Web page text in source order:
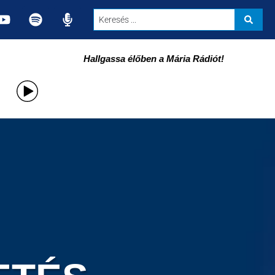
Hallgassa élőben a Mária Rádiót!